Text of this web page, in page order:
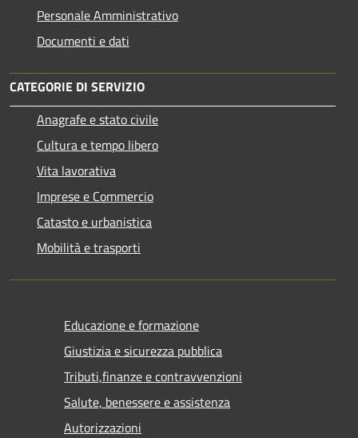
Personale Amministrativo
Documenti e dati
CATEGORIE DI SERVIZIO
Anagrafe e stato civile
Cultura e tempo libero
Vita lavorativa
Imprese e Commercio
Catasto e urbanistica
Mobilità e trasporti
Educazione e formazione
Giustizia e sicurezza pubblica
Tributi,finanze e contravvenzioni
Salute, benessere e assistenza
Autorizzazioni